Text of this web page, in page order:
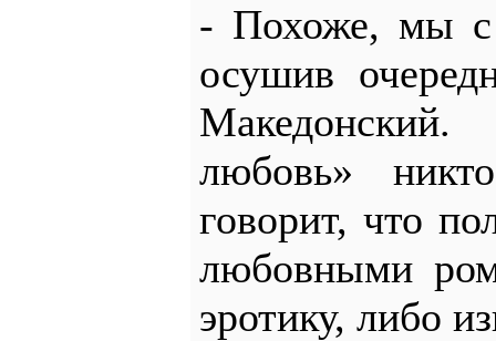
- Похоже, мы с
осушив
любовь»
говорит, что
любовными
эротику, либо